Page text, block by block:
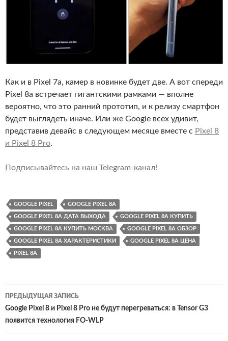
Как и в Pixel 7a, камер в новинке будет две. А вот спереди
Pixel 8a встречает гигантскими рамками — вполне
вероятно, что это ранний прототип, и к релизу смартфон
будет выглядеть иначе. Или же Google всех удивит,
представив девайс в следующем месяце вместе с Pixel 8
и Pixel 8 Pro.
Подписывайтесь на наш Telegram-канал!
GOOGLE PIXEL GOOGLE PIXEL 8A
GOOGLE PIXEL 8A ДАТА ВЫХОДА GOOGLE PIXEL 8A КУПИТЬ
GOOGLE PIXEL 8A КУПИТЬ МОСКВА GOOGLE PIXEL 8A ОБЗОР
GOOGLE PIXEL 8A ХАРАКТЕРИСТИКИ GOOGLE PIXEL 8A ЦЕНА
PIXEL 8A
Навигация
по
ПРЕДЫДУЩАЯ ЗАПИСЬ
Google Pixel 8 и Pixel 8 Pro не будут перегреваться: в Tensor G3
появится технология FO-WLP